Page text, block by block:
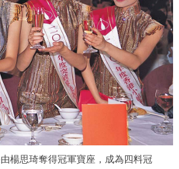
楊思琦奪得冠軍寶座，成為四料冠